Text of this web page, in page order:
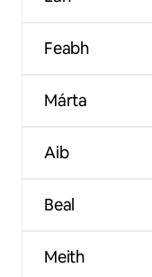
Feabh
Márta
Aib
Beal
Meith